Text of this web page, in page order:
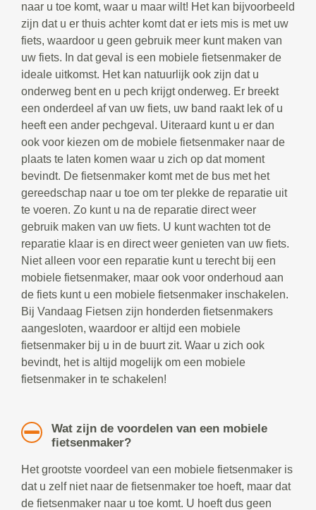
naar u toe komt, waar u maar wilt! Het kan bijvoorbeeld
zijn dat u er thuis achter komt dat er iets mis is met uw
fiets, waardoor u geen gebruik meer kunt maken van
uw fiets. In dat geval is een mobiele fietsenmaker de
ideale uitkomst. Het kan natuurlijk ook zijn dat u
onderweg bent en u pech krijgt onderweg. Er breekt
een onderdeel af van uw fiets, uw band raakt lek of u
heeft een ander pechgeval. Uiteraard kunt u er dan
ook voor kiezen om de mobiele fietsenmaker naar de
plaats te laten komen waar u zich op dat moment
bevindt. De fietsenmaker komt met de bus met het
gereedschap naar u toe om ter plekke de reparatie uit
te voeren. Zo kunt u na de reparatie direct weer
gebruik maken van uw fiets. U kunt wachten tot de
reparatie klaar is en direct weer genieten van uw fiets.
Niet alleen voor een reparatie kunt u terecht bij een
mobiele fietsenmaker, maar ook voor onderhoud aan
de fiets kunt u een mobiele fietsenmaker inschakelen.
Bij Vandaag Fietsen zijn honderden fietsenmakers
aangesloten, waardoor er altijd een mobiele
fietsenmaker bij u in de buurt zit. Waar u zich ook
bevindt, het is altijd mogelijk om een mobiele
fietsenmaker in te schakelen!
Wat zijn de voordelen van een mobiele
fietsenmaker?
Het grootste voordeel van een mobiele fietsenmaker is
dat u zelf niet naar de fietsenmaker toe hoeft, maar dat
de fietsenmaker naar u toe komt. U hoeft dus geen